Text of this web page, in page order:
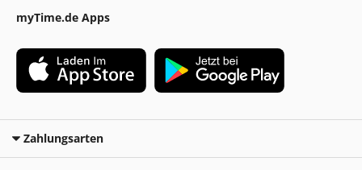
myTime.de Apps
Zahlungsarten